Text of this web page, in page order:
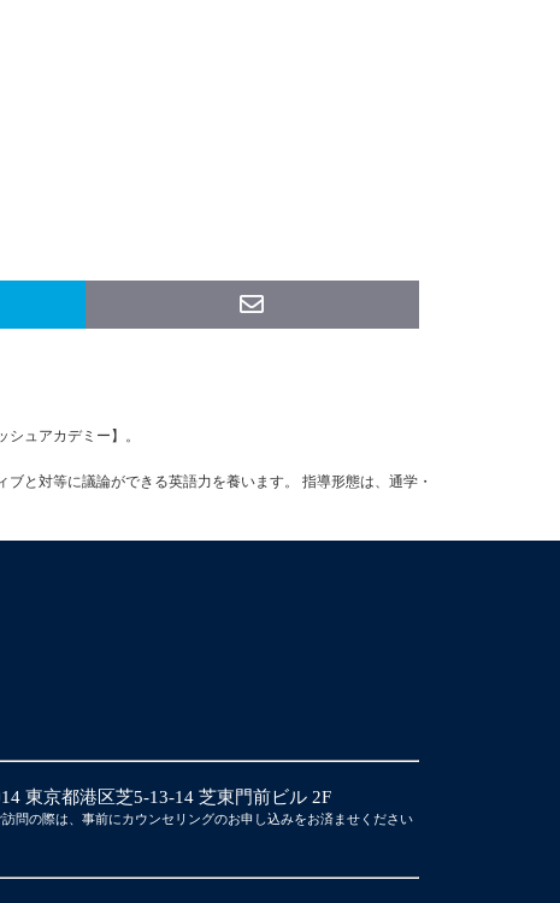
ュアカデミー】。
と対等に議論ができる英語力を養います。 指導形態は、通学・
東京都港区芝5-13-14 芝東門前ビル 2F
問の際は、事前にカウンセリングのお申し込みをお済ませください